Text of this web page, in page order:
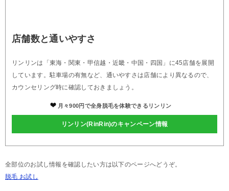
店舗数と通いやすさ
リンリンは「東海・関東・甲信越・近畿・中国・四国」に45店舗を展開
しています。駐車場の有無など、通いやすさは店舗により異なるので、
カウンセリング時に確認しておきましょう。
月々900円で全身脱毛を体験できるリンリン
リンリン(RinRin)のキャンペーン情報
全部位のお試し情報を確認したい方は以下のページへどうぞ。
脱毛 お試し